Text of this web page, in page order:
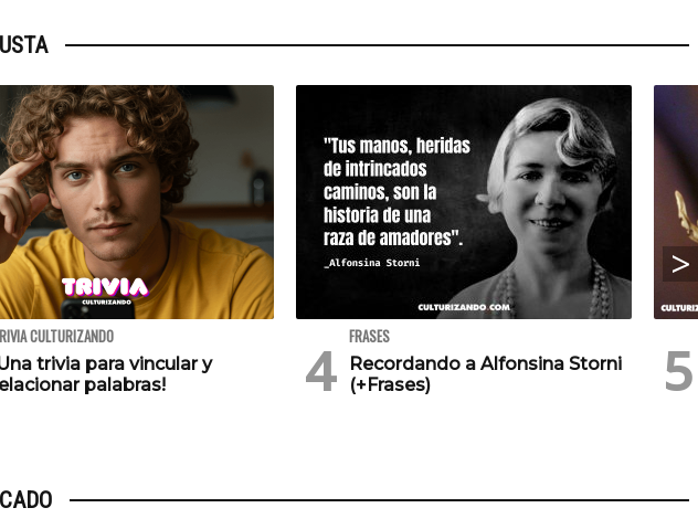
CULTURIZANDO
trivia para vincular y
palabras!
FRASES
Recordando a Alfonsina Storni
(+Frases)